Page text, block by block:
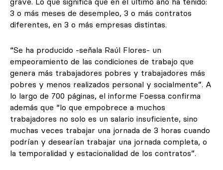
grave. Lo que significa que en el último año ha tenido:
3 o más meses de desempleo, 3 o más contratos
diferentes, en 3 o más empresas distintas.
“Se ha producido -señala Raúl Flores- un
empeoramiento de las condiciones de trabajo que
genera más trabajadores pobres y trabajadores más
pobres y menos realizados personal y socialmente”. A
lo largo de 700 páginas, el informe Foessa confirma
además que “lo que empobrece a muchos
trabajadores no solo es un salario insuficiente, sino
muchas veces trabajar una jornada de 3 horas cuando
podrían y desearían trabajar una jornada completa, o
la temporalidad y estacionalidad de los contratos”.